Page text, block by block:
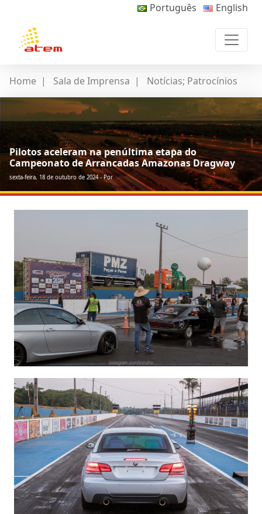
Português English
Home | Sala de Imprensa | Notícias; Patrocínios
Pilotos aceleram na penúltima etapa do
Campeonato de Arrancadas Amazonas Dragway
sexta-feira, 18 de outubro de 2024 - Por